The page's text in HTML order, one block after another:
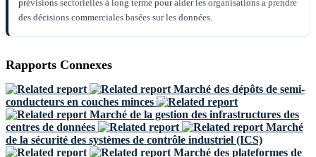
prévisions sectorielles à long terme pour aider les organisations a prendre
des décisions commerciales basées sur les données.
Rapports Connexes
Marché des dépôts de semi-
conducteurs en couches minces
Marché de la gestion des infrastructures des
centres de données
Marché
de la sécurité des systèmes de contrôle industriel (ICS)
Marché des plateformes de